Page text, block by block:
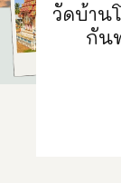
วัดบ้าน
กัน